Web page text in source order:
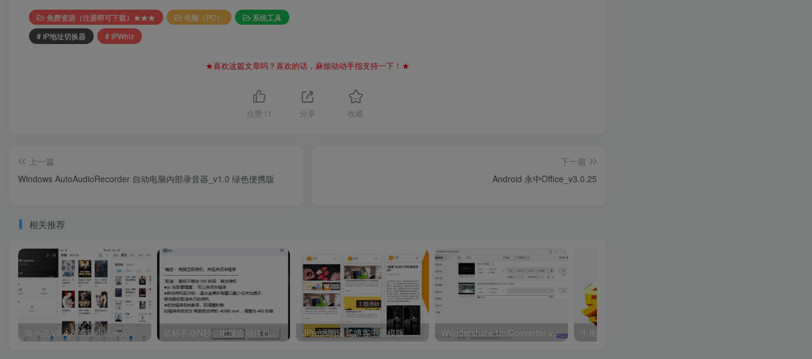
免费资源（注册即可下载）★★★ 电脑（PC）
系统工具
# IP地址切换器
# IPWhiz
★喜欢这篇文章吗？喜欢的话，麻烦动动手指支持一下！★
点赞 11 分享 收藏
上一篇
Windows AutoAudioRecorder 自动电脑内部录音器_v1.0 绿色便携版
下一篇
Android 永中Office_v3.0.25
相关推荐
淘小说 v9.4.8 海量小说永久畅读，全免费，去广告纯净版 鼠标不动N秒，电脑自动待机睡眠V1.0 JPress响应式博客主题模版 适用于自媒体，新闻，杂志，博客等类型网站源码 Wondershare UniConverter v15.0.3.14 万兴优转，全能视频格式转换软件，中文解锁版